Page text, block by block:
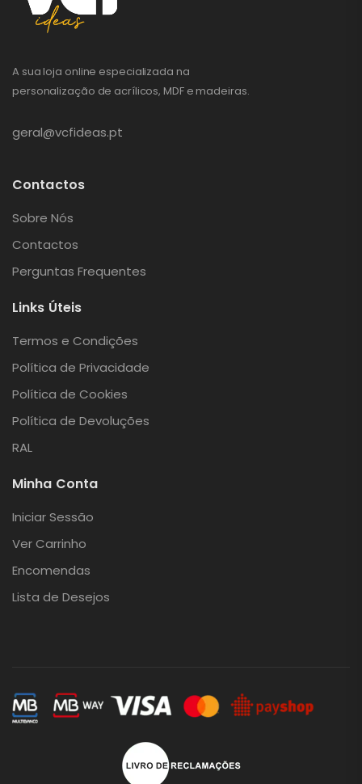
A sua loja online especializada na
personalização de acrílicos, MDF e madeiras.
geral@vcfideas.pt
Contactos
Sobre Nós
Contactos
Perguntas Frequentes
Links Úteis
Termos e Condições
Política de Privacidade
Política de Cookies
Política de Devoluções
RAL
Minha Conta
Iniciar Sessão
Ver Carrinho
Encomendas
Lista de Desejos